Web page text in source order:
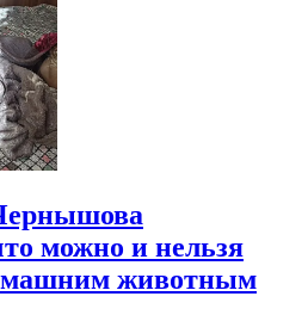
можно и нельзя
животным